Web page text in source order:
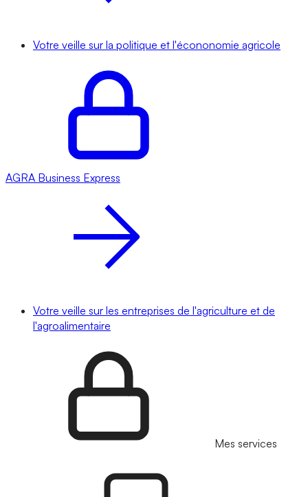
Votre veille sur la politique et l'écononomie agricole
AGRA Business Express
Votre veille sur les entreprises de l'agriculture et de
l'agroalimentaire
Mes services